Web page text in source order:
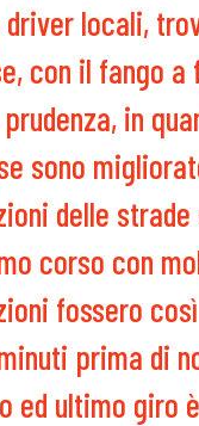
locali,
con il fango a
in
sono
delle
corso con
fossero
prima di
ed ultimo giro